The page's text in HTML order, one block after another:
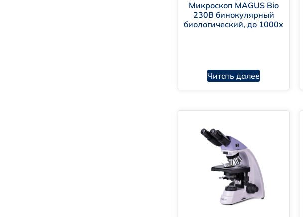
Эргономичный дизайн
Микроскоп MAGUS Bio
230B бинокулярный
биологический, до 1000х
Читать далее